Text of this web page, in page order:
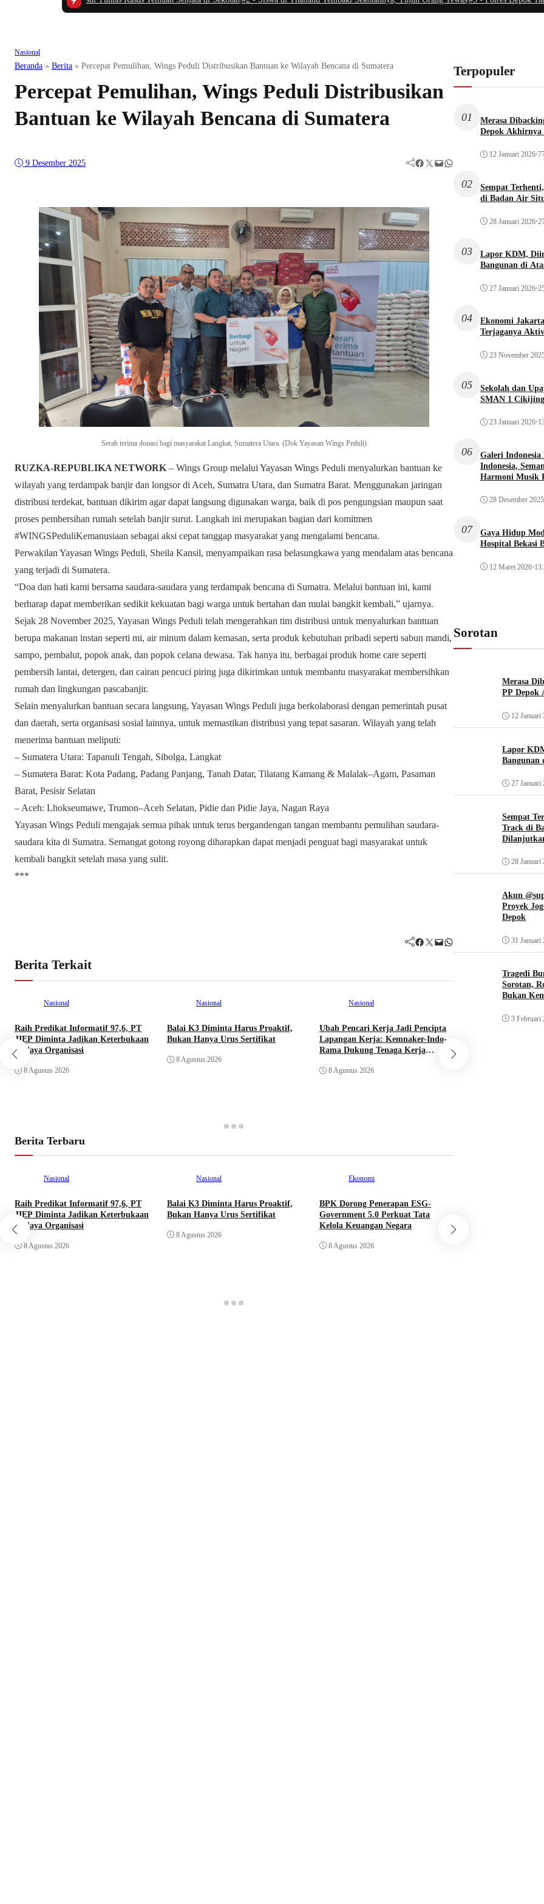
Nasional
Beranda » Berita » Percepat Pemulihan, Wings Peduli Distribusikan Bantuan ke Wilayah Bencana di Sumatera
Percepat Pemulihan, Wings Peduli Distribusikan
Bantuan ke Wilayah Bencana di Sumatera
9 Desember 2025 Facebook Twitter Mail WhatsApp
Serah terima donasi bagi masyarakat Langkat, Sumatera Utara. (Dok Yayasan Wings Peduli)
RUZKA-REPUBLIKA NETWORK – Wings Group melalui Yayasan Wings Peduli menyalurkan bantuan ke
wilayah yang terdampak banjir dan longsor di Aceh, Sumatra Utara, dan Sumatra Barat. Menggunakan jaringan
distribusi terdekat, bantuan dikirim agar dapat langsung digunakan warga, baik di pos pengungsian maupun saat
proses pembersihan rumah setelah banjir surut. Langkah ini merupakan bagian dari komitmen
#WINGSPeduliKemanusiaan sebagai aksi cepat tanggap masyarakat yang mengalami bencana.
Perwakilan Yayasan Wings Peduli, Sheila Kansil, menyampaikan rasa belasungkawa yang mendalam atas bencana
yang terjadi di Sumatera.
“Doa dan hati kami bersama saudara-saudara yang terdampak bencana di Sumatra. Melalui bantuan ini, kami
berharap dapat memberikan sedikit kekuatan bagi warga untuk bertahan dan mulai bangkit kembali,” ujarnya.
Sejak 28 November 2025, Yayasan Wings Peduli telah mengerahkan tim distribusi untuk menyalurkan bantuan
berupa makanan instan seperti mi, air minum dalam kemasan, serta produk kebutuhan pribadi seperti sabun mandi,
sampo, pembalut, popok anak, dan popok celana dewasa. Tak hanya itu, berbagai produk home care seperti
pembersih lantai, detergen, dan cairan pencuci piring juga dikirimkan untuk membantu masyarakat membersihkan
rumah dan lingkungan pascabanjir.
Selain menyalurkan bantuan secara langsung, Yayasan Wings Peduli juga berkolaborasi dengan pemerintah pusat
dan daerah, serta organisasi sosial lainnya, untuk memastikan distribusi yang tepat sasaran. Wilayah yang telah
menerima bantuan meliputi:
– Sumatera Utara: Tapanuli Tengah, Sibolga, Langkat
– Sumatera Barat: Kota Padang, Padang Panjang, Tanah Datar, Tilatang Kamang & Malalak–Agam, Pasaman
Barat, Pesisir Selatan
– Aceh: Lhokseumawe, Trumon–Aceh Selatan, Pidie dan Pidie Jaya, Nagan Raya
Yayasan Wings Peduli mengajak semua pihak untuk terus bergandengan tangan membantu pemulihan saudara-
saudara kita di Sumatra. Semangat gotong royong diharapkan dapat menjadi penguat bagi masyarakat untuk
kembali bangkit setelah masa yang sulit.
***
Facebook Twitter Mail WhatsApp
Berita Terkait
Nasional
Raih Predikat Informatif 97,6, PT
JIEP Diminta Jadikan Keterbukaan
Budaya Organisasi
8 Agustus 2026
Nasional
Balai K3 Diminta Harus Proaktif,
Bukan Hanya Urus Sertifikat
8 Agustus 2026
Nasional
Ubah Pencari Kerja Jadi Pencipta
Lapangan Kerja: Kemnaker-Indo-
Rama Dukung Tenaga Kerja
8 Agustus 2026
Berita Terbaru
Nasional
Raih Predikat Informatif 97,6, PT
JIEP Diminta Jadikan Keterbukaan
Budaya Organisasi
8 Agustus 2026
Nasional
Balai K3 Diminta Harus Proaktif,
Bukan Hanya Urus Sertifikat
8 Agustus 2026
Ekonomi
BPK Dorong Penerapan ESG-
Government 5.0 Perkuat Tata
Kelola Keuangan Negara
8 Agustus 2026
Terpopuler
01
Merasa
Depok Akhirnya
12 Januari 2026•
02
Sempat
di Badan Air
28 Januari 2026•
03
Lapor KDM,
Bangunan di
27 Januari 2026•
04
Ekonomi
Terjaganya
23 November
05
Sekolah dan
SMAN 1 Cikijing
23 Januari 2026•
06
Galeri
Indonesia,
Harmoni Musik
28 Desember 2025
07
Gaya Hidup
Hospital Bekasi
12 Maret 2026•
Sorotan
Merasa
PP Depok
12 Januari
Lapor
Bangunan
27 Januari
Sempat
Track di
28 Januari
Akun
Proyek
Depok
31 Januari
Tragedi
Sorotan,
Bukan
3 Februari